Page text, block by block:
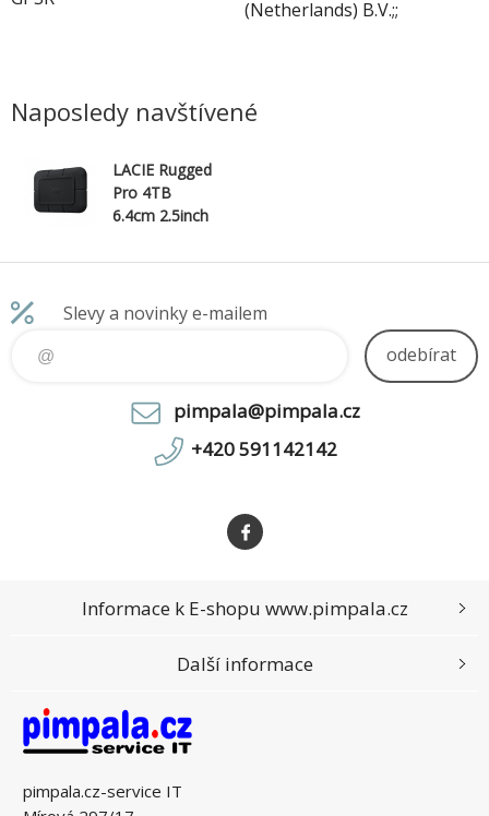
(Netherlands) B.V.;;
Naposledy navštívené
LACIE Rugged
Pro 4TB
6.4cm 2.5inch
THUNDERBO
Slevy a novinky e-mailem
odebírat
pimpala@pimpala.cz
+420 591142142
pimpala.cz-service IT
Informace k E-shopu www.pimpala.cz
Další informace